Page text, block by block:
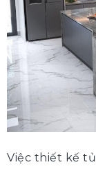
Việc thiết kế